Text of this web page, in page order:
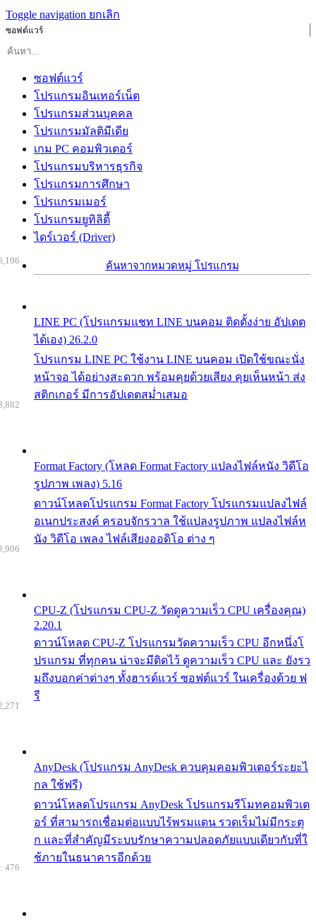
Toggle navigation ยกเลิก
ซอฟต์แวร์
ซอฟต์แวร์
โปรแกรมอินเทอร์เน็ต
โปรแกรมส่วนบุคคล
โปรแกรมมัลติมีเดีย
เกม PC คอมพิวเตอร์
โปรแกรมบริหารธุรกิจ
โปรแกรมการศึกษา
โปรแกรมเมอร์
โปรแกรมยูทิลิตี้
ไดร์เวอร์ (Driver)
ค้นหาจากหมวดหมู่ โปรแกรม
LINE PC (โปรแกรมแชท LINE บนคอม ติดตั้งง่าย อัปเดต
ได้เอง) 26.2.0
โปรแกรม LINE PC ใช้งาน LINE บนคอม เปิดใช้ขณะนั่ง
หน้าจอ ได้อย่างสะดวก พร้อมคุยด้วยเสียง คุยเห็นหน้า ส่ง
สติกเกอร์ มีการอัปเดตสม่ำเสมอ
Format Factory (โหลด Format Factory แปลงไฟล์หนัง วิดีโอ
รูปภาพ เพลง) 5.16
ดาวน์โหลดโปรแกรม Format Factory โปรแกรมแปลงไฟล์
อเนกประสงค์ ครอบจักรวาล ใช้แปลงรูปภาพ แปลงไฟล์ห
นัง วิดีโอ เพลง ไฟล์เสียงออดิโอ ต่าง ๆ
CPU-Z (โปรแกรม CPU-Z วัดดูความเร็ว CPU เครื่องคุณ)
2.20.1
ดาวน์โหลด CPU-Z โปรแกรมวัดความเร็ว CPU อีกหนึ่งโ
ปรแกรม ที่ทุกคน น่าจะมีติดไว้ ดูความเร็ว CPU และ ยังรว
มถึงบอกค่าต่างๆ ทั้งฮารด์แวร์ ซอฟต์แวร์ ในเครื่องด้วย ฟ
รี
AnyDesk (โปรแกรม AnyDesk ควบคุมคอมพิวเตอร์ระยะไ
กล ใช้ฟรี)
ดาวน์โหลดโปรแกรม AnyDesk โปรแกรมรีโมทคอมพิวเต
อร์ ที่สามารถเชื่อมต่อแบบไร้พรมแดน รวดเร็มไม่มีกระตุ
ก และที่สำคัญมีระบบรักษาความปลอดภัยแบบเดียวกับที่ใ
ช้ภายในธนาคารอีกด้วย
476